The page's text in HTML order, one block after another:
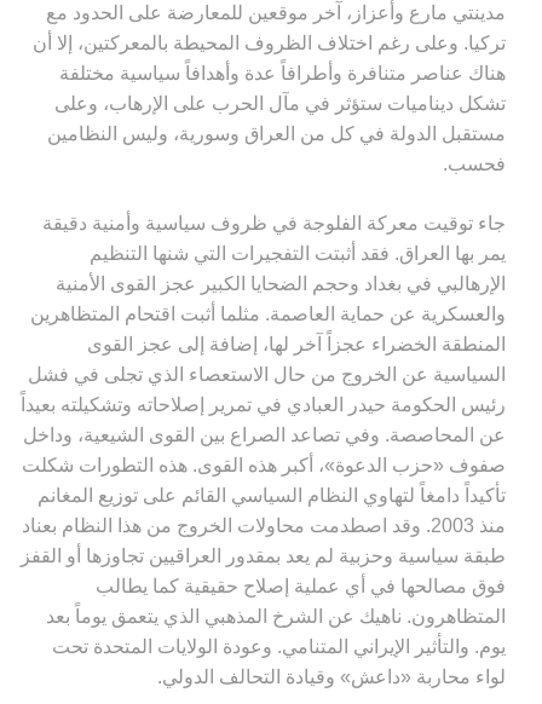
مدينتي مارع وأعزاز، آخر موقعين للمعارضة على الحدود مع
تركيا. وعلى رغم اختلاف الظروف المحيطة بالمعركتين، إلا أن
هناك عناصر متنافرة وأطرافاً عدة وأهدافاً سياسية مختلفة
تشكل ديناميات ستؤثر في مآل الحرب على الإرهاب، وعلى
مستقبل الدولة في كل من العراق وسورية، وليس النظامين
فحسب.
جاء توقيت معركة الفلوجة في ظروف سياسية وأمنية دقيقة
يمر بها العراق. فقد أثبتت التفجيرات التي شنها التنظيم
الإرهالبي في بغداد وحجم الضحايا الكبير عجز القوى الأمنية
والعسكرية عن حماية العاصمة. مثلما أثبت اقتحام المتظاهرين
المنطقة الخضراء عجزاً آخر لها، إضافة إلى عجز القوى
السياسية عن الخروج من حال الاستعصاء الذي تجلى في فشل
رئيس الحكومة حيدر العبادي في تمرير إصلاحاته وتشكيلته بعيداً
عن المحاصصة. وفي تصاعد الصراع بين القوى الشيعية، وداخل
صفوف «حزب الدعوة»، أكبر هذه القوى. هذه التطورات شكلت
تأكيداً دامغاً لتهاوي النظام السياسي القائم على توزيع المغانم
منذ 2003. وقد اصطدمت محاولات الخروج من هذا النظام بعناد
طبقة سياسية وحزبية لم يعد بمقدور العراقيين تجاوزها أو القفز
فوق مصالحها في أي عملية إصلاح حقيقية كما يطالب
المتظاهرون. ناهيك عن الشرخ المذهبي الذي يتعمق يوماً بعد
يوم. والتأثير الإيراني المتنامي. وعودة الولايات المتحدة تحت
لواء محاربة «داعش» وقيادة التحالف الدولي.